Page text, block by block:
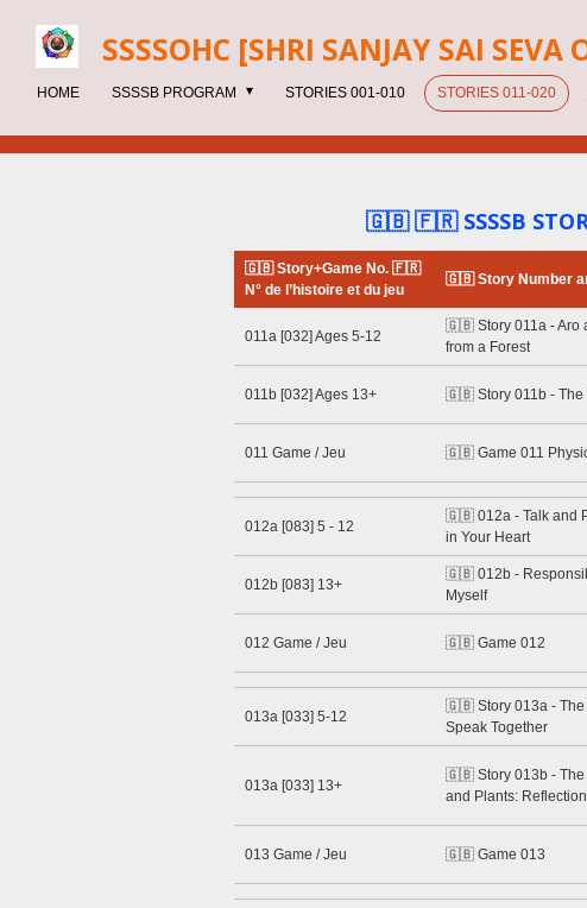
Skip
main
content
SSSSOHC [SHRI SANJAY SAI SEVA
HOME SSSSB PROGRAM STORIES 001-010 STORIES 011-020
🇬🇧 🇫🇷 SSSSB
🇬🇧 Story+Game No. 🇫🇷
N° de l’histoire et du jeu
🇬🇧 Story Number
011a [032] Ages 5-12
🇬🇧 Story 011a - Aro
from a Forest
011b [032] Ages 13+ 🇬🇧 Story 011b - The
011 Game / Jeu 🇬🇧 Game 011
012a [083] 5 - 12
🇬🇧 012a - Talk and
in Your Heart
012b [083] 13+
🇬🇧 012b -
Myself
012 Game / Jeu 🇬🇧 Game 012
013a [033] 5-12
🇬🇧 Story 013a - The
Speak Together
013a [033] 13+
🇬🇧 Story 013b - The
and Plants:
013 Game / Jeu 🇬🇧 Game 013